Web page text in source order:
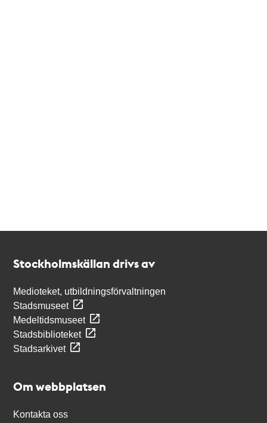
Stockholmskällan drivs av
Medioteket, utbildningsförvaltningen
Stadsmuseet
Medeltidsmuseet
Stadsbiblioteket
Stadsarkivet
Om webbplatsen
Kontakta oss